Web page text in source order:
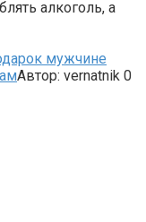
алкоголь, а
мужчине
Автор: vernatnik 0